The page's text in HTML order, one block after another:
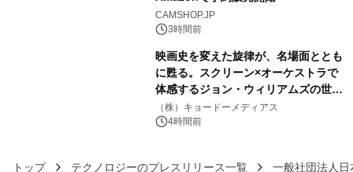
CAMSHOP.JP
3時間前
映画史を変えた旋律が、名場面ととも
に甦る。スクリーン×オーケストラで
体感するジョン・ウィリアムズの世
界。ジョン・ウィリアムズ：シネマ・
スペクタキュラー・コンサート 開催決
（株）キョードーメディアス
4時間前
トップ テクノロジーのプレスリリース一覧 一般社団法人